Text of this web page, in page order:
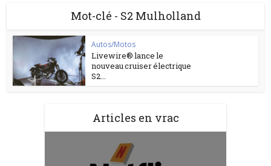
Mot-clé - S2 Mulholland
Autos/Motos
Livewire® lance le
nouveau cruiser électrique
S2...
Articles en vrac